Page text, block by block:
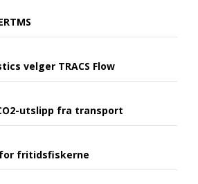
velger TRACS Flow
utslipp fra transport
fritidsfiskerne